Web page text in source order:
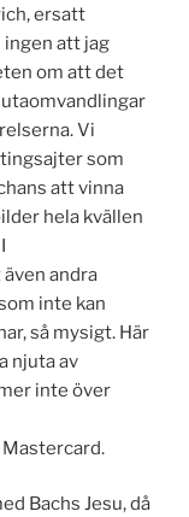
ersatt
ingen att jag
om att det
Vi
som
att vinna
hela kvällen
andra
inte kan
så mysigt. Här
njuta av
inte över
Bachs Jesu, då